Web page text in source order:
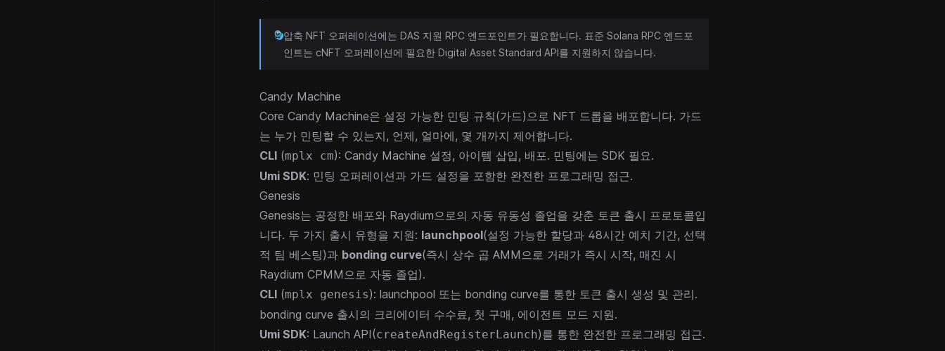
압축 NFT 오퍼레이션에는 DAS 지원 RPC 엔드포인트가 필요합니다. 표준 Solana RPC 엔드포
인트는 cNFT 오퍼레이션에 필요한 Digital Asset Standard API를 지원하지 않습니다.
Candy Machine
Core Candy Machine은 설정 가능한 민팅 규칙(가드)으로 NFT 드롭을 배포합니다. 가드
는 누가 민팅할 수 있는지, 언제, 얼마에, 몇 개까지 제어합니다.
CLI (mplx cm): Candy Machine 설정, 아이템 삽입, 배포. 민팅에는 SDK 필요.
Umi SDK: 민팅 오퍼레이션과 가드 설정을 포함한 완전한 프로그래밍 접근.
Genesis
Genesis는 공정한 배포와 Raydium으로의 자동 유동성 졸업을 갖춘 토큰 출시 프로토콜입
니다. 두 가지 출시 유형을 지원: launchpool(설정 가능한 할당과 48시간 예치 기간, 선택
적 팀 베스팅)과 bonding curve(즉시 상수 곱 AMM으로 거래가 즉시 시작, 매진 시
Raydium CPMM으로 자동 졸업).
CLI (mplx genesis): launchpool 또는 bonding curve를 통한 토큰 출시 생성 및 관리.
bonding curve 출시의 크리에이터 수수료, 첫 구매, 에이전트 모드 지원.
Umi SDK: Launch API(createAndRegisterLaunch)를 통한 완전한 프로그래밍 접근.